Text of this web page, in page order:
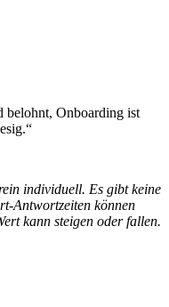
belohnt, Onboarding ist
individuell. Es gibt keine
Antwortzeiten können
kann steigen oder fallen.